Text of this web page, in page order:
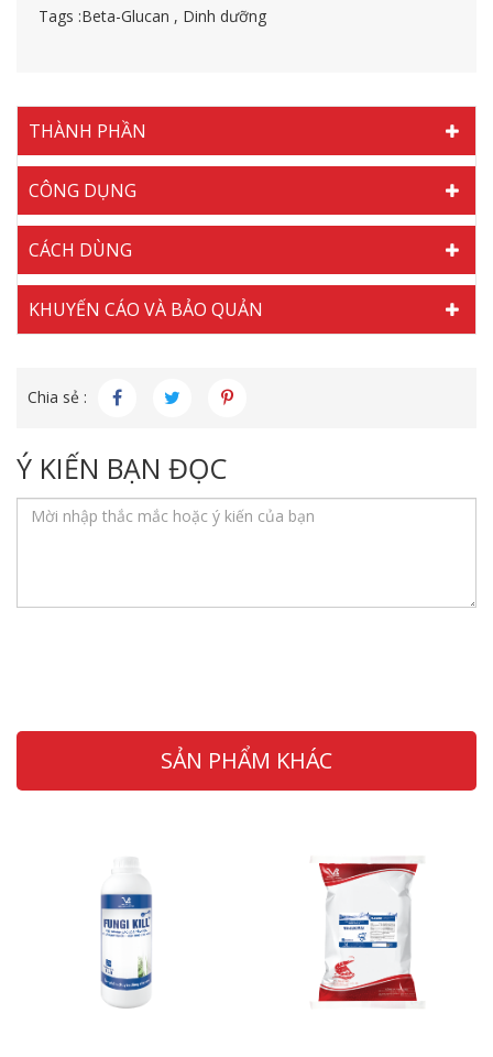
Tags :Beta-Glucan , Dinh dưỡng
THÀNH PHẦN
CÔNG DỤNG
CÁCH DÙNG
KHUYẾN CÁO VÀ BẢO QUẢN
Chia sẻ :
Ý KIẾN BẠN ĐỌC
SẢN PHẨM KHÁC